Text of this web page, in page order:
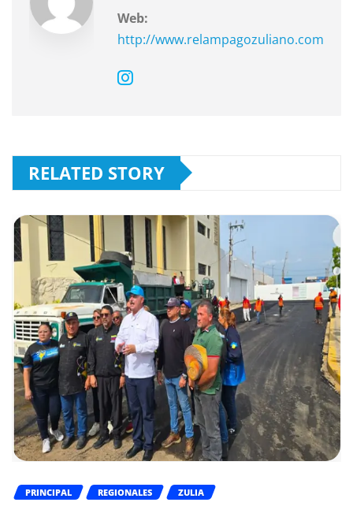
Web:
http://www.relampagozuliano.com
RELATED STORY
PRINCIPAL REGIONALES ZULIA